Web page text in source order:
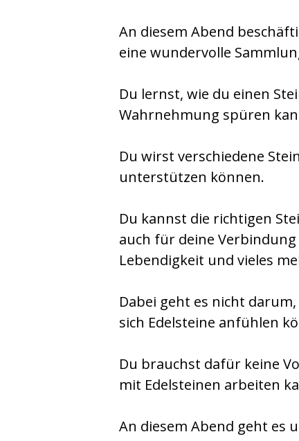
An diesem Abend
eine wundervolle
Du lernst, wie du einen
Wahrnehmung spüren
Du wirst verschiedene
unterstützen können.
Du kannst die richtigen
auch für deine
Lebendigkeit und vieles
Dabei geht es nicht
sich Edelsteine anfühlen
Du brauchst dafür keine
mit Edelsteinen arbeiten
An diesem Abend geht es